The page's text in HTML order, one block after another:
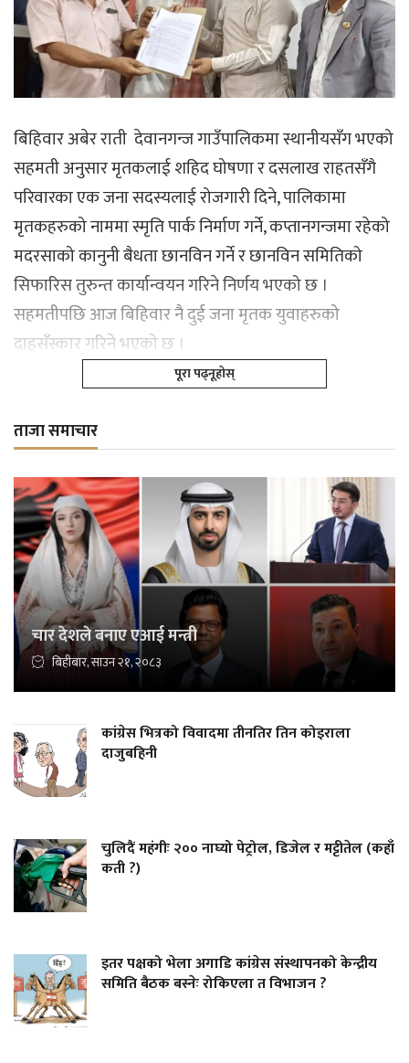
बिहिवार अबेर राती देवानगन्ज गाउँपालिकमा स्थानीयसँग भएको
सहमती अनुसार मृतकलाई शहिद घोषणा र दसलाख राहतसँगै
परिवारका एक जना सदस्यलाई रोजगारी दिने, पालिकामा
मृतकहरुको नाममा स्मृति पार्क निर्माण गर्ने, कप्तानगन्जमा रहेको
मदरसाको कानुनी बैधता छानविन गर्ने र छानविन समितिको
सिफारिस तुरुन्त कार्यान्वयन गरिने निर्णय भएको छ ।
सहमतीपछि आज बिहिवार नै दुई जना मृतक युवाहरुको
दाहसँस्कार गरिने भएको छ ।
पूरा पढ्नूहोस्
ताजा समाचार
चार देशले बनाए एआई मन्त्री
बिहीबार, साउन २१, २०८३
कांग्रेस भित्रको विवादमा तीनतिर तिन कोइराला
दाजुबहिनी
चुलिदैं महंगीः २०० नाघ्यो पेट्रोल, डिजेल र मट्टीतेल (कहाँ
कती ?)
इतर पक्षको भेला अगाडि कांग्रेस संस्थापनको केन्द्रीय
समिति बैठक बस्नेः रोकिएला त विभाजन ?